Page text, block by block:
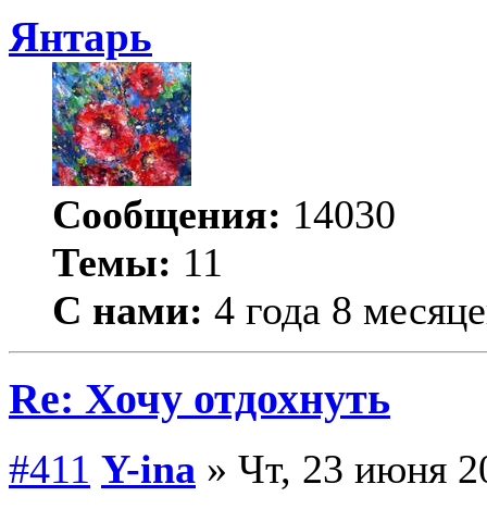
Янтарь
Сообщения: 14030
Темы: 11
С нами: 4 года 8
Re: Хочу отдохнуть
#411 Y-ina » Чт, 23 июня